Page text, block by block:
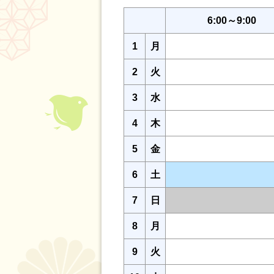
6:00～9:00
1 月
2 火
3 水
4 木
5 金
6 土
7 日
8 月
9 火